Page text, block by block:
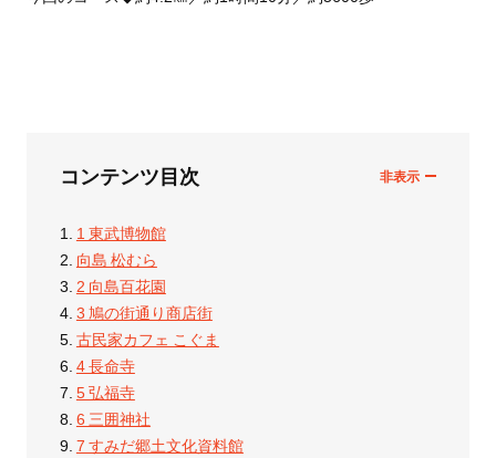
コンテンツ目次
1 東武博物館
向島 松むら
2 向島百花園
3 鳩の街通り商店街
古民家カフェ こぐま
4 長命寺
5 弘福寺
6 三囲神社
7 すみだ郷土文化資料館